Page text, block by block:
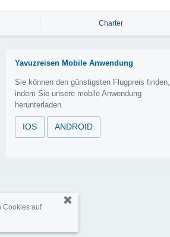
Cookies auf
Charter
Yavuzreisen Mobile Anwendung
Sie können den günstigsten Flugpreis finden,
indem Sie unsere mobile Anwendung
herunterladen.
IOS ANDROID
|Kontakt